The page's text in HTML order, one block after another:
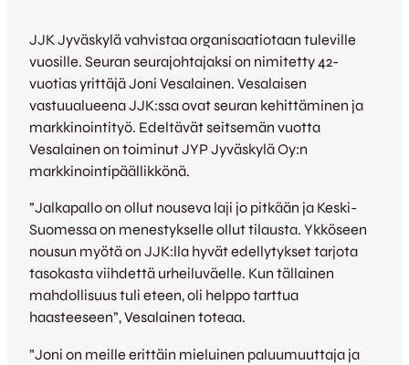
JJK Jyväskylä vahvistaa organisaatiotaan tuleville
vuosille. Seuran seurajohtajaksi on nimitetty 42-
vuotias yrittäjä Joni Vesalainen. Vesalaisen
vastuualueena JJK:ssa ovat seuran kehittäminen ja
markkinointityö. Edeltävät seitsemän vuotta
Vesalainen on toiminut JYP Jyväskylä Oy:n
markkinointipäällikkönä.
”Jalkapallo on ollut nouseva laji jo pitkään ja Keski-
Suomessa on menestykselle ollut tilausta. Ykköseen
nousun myötä on JJK:lla hyvät edellytykset tarjota
tasokasta viihdettä urheiluväelle. Kun tällainen
mahdollisuus tuli eteen, oli helppo tarttua
haasteeseen”, Vesalainen toteaa.
”Joni on meille erittäin mieluinen paluumuuttaja ja